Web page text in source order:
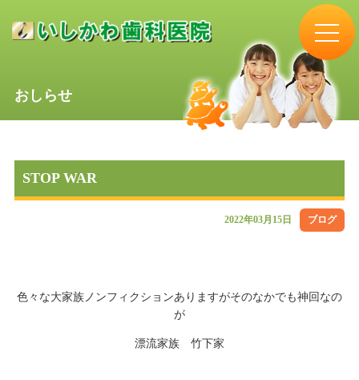
おしらせ
STOP WAR
2022年03月15日 ブログ
色々な大家族ノンフィクションありますがそのなかでも神回なの
が
漂流家族 竹下家